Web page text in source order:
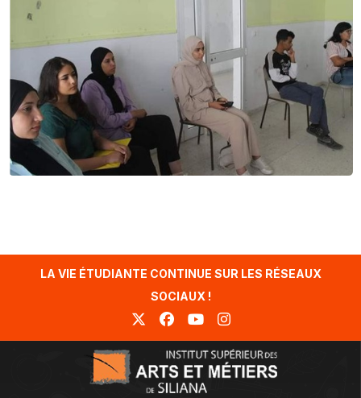
LA VIE ÉTUDIANTE CONTINUE SUR LES RÉSEAUX
SOCIAUX !